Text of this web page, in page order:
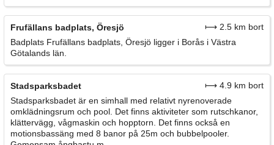
Frufällans badplats, Öresjö
⟼ 2.5 km bort
Badplats Frufällans badplats, Öresjö ligger i Borås i Västra
Götalands län.
Stadsparksbadet
⟼ 4.9 km bort
Stadsparksbadet är en simhall med relativt nyrenoverade
omklädningsrum och pool. Det finns aktiviteter som rutschkanor,
klättervägg, vågmaskin och hopptorn. Det finns också en
motionsbassäng med 8 banor på 25m och bubbelpooler.